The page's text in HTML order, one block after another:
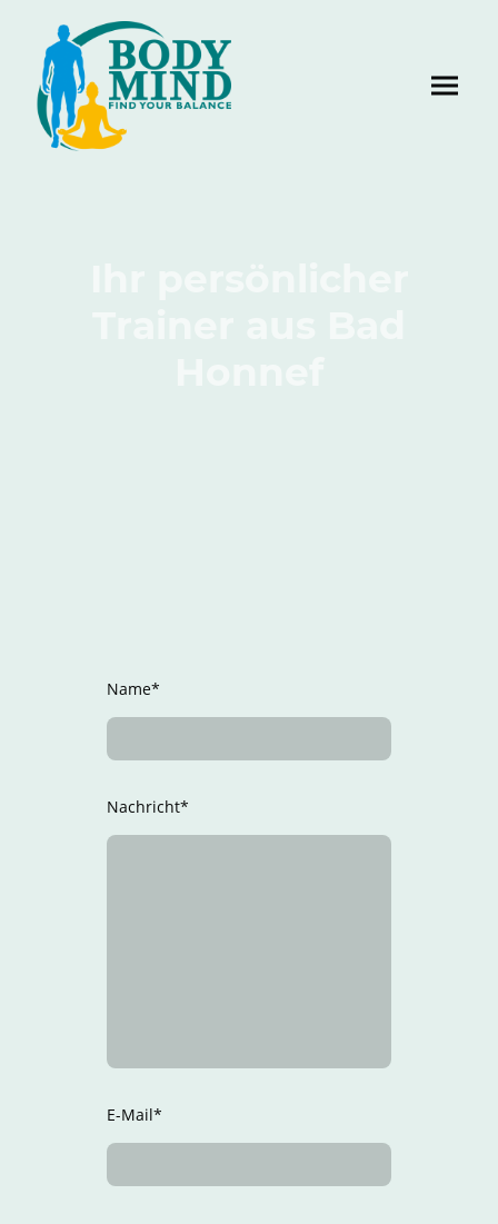
Name*
Nachricht*
E-Mail*